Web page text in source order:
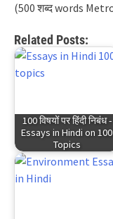
(500 शब्द words
Related Posts:
100 विषयों पर हिंदी निबंध -
Essays in Hindi on 100
Topics